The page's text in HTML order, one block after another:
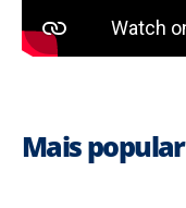
Mais popular